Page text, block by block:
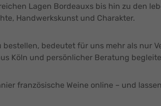
Lagen Bordeauxs bis hin zu den
Handwerkskunst und Charakter.
bestellen, bedeutet für uns mehr als nur
Köln und persönlicher Beratung
französische Weine online – und